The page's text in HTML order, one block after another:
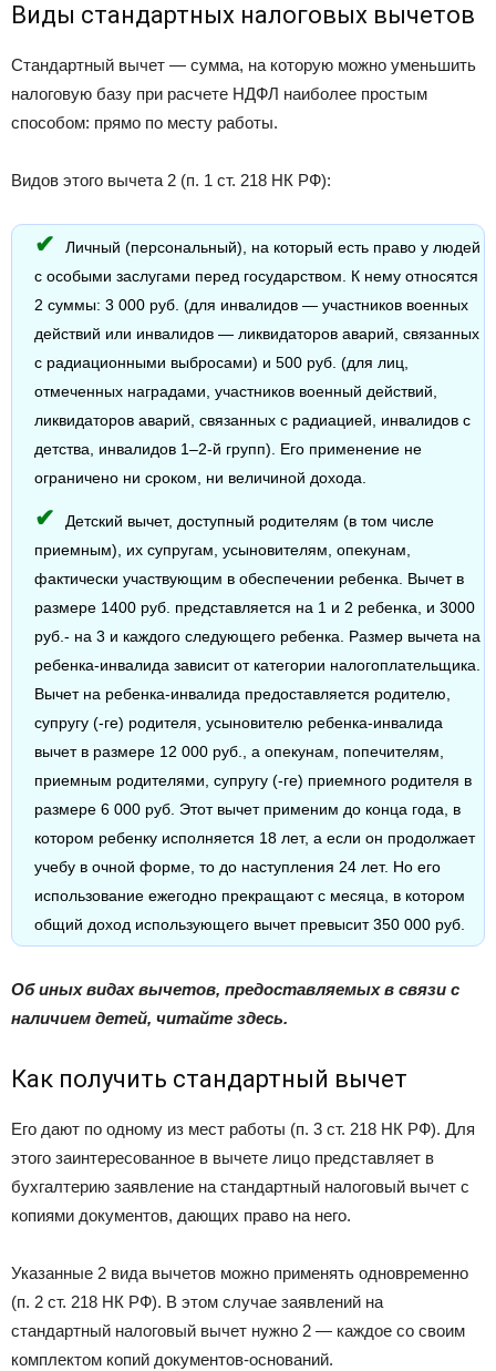
Виды стандартных налоговых вычетов
Стандартный вычет — сумма, на которую можно уменьшить
налоговую базу при расчете НДФЛ наиболее простым
способом: прямо по месту работы.
Видов этого вычета 2 (п. 1 ст. 218 НК РФ):
Личный (персональный), на который есть право у людей
с особыми заслугами перед государством. К нему относятся
2 суммы: 3 000 руб. (для инвалидов — участников военных
действий или инвалидов — ликвидаторов аварий, связанных
с радиационными выбросами) и 500 руб. (для лиц,
отмеченных наградами, участников военный действий,
ликвидаторов аварий, связанных с радиацией, инвалидов с
детства, инвалидов 1–2-й групп). Его применение не
ограничено ни сроком, ни величиной дохода.
Детский вычет, доступный родителям (в том числе
приемным), их супругам, усыновителям, опекунам,
фактически участвующим в обеспечении ребенка. Вычет в
размере 1400 руб. представляется на 1 и 2 ребенка, и 3000
руб.- на 3 и каждого следующего ребенка. Размер вычета на
ребенка-инвалида зависит от категории налогоплательщика.
Вычет на ребенка-инвалида предоставляется родителю,
супругу (-ге) родителя, усыновителю ребенка-инвалида
вычет в размере 12 000 руб., а опекунам, попечителям,
приемным родителями, супругу (-ге) приемного родителя в
размере 6 000 руб. Этот вычет применим до конца года, в
котором ребенку исполняется 18 лет, а если он продолжает
учебу в очной форме, то до наступления 24 лет. Но его
использование ежегодно прекращают с месяца, в котором
общий доход использующего вычет превысит 350 000 руб.
Об иных видах вычетов, предоставляемых в связи с
наличием детей, читайте здесь.
Как получить стандартный вычет
Его дают по одному из мест работы (п. 3 ст. 218 НК РФ). Для
этого заинтересованное в вычете лицо представляет в
бухгалтерию заявление на стандартный налоговый вычет с
копиями документов, дающих право на него.
Указанные 2 вида вычетов можно применять одновременно
(п. 2 ст. 218 НК РФ). В этом случае заявлений на
стандартный налоговый вычет нужно 2 — каждое со своим
комплектом копий документов-оснований.